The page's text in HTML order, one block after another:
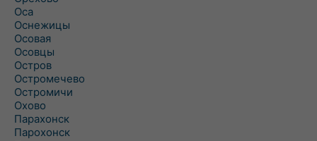
Оса
Оснежицы
Осовая
Осовцы
Остров
Остромечево
Остромичи
Охово
Парахонск
Парохонск